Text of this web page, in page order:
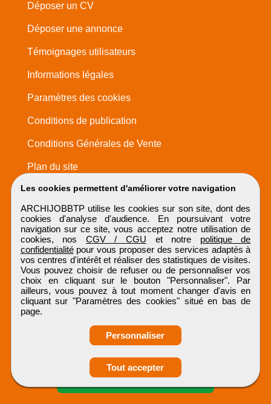
Obtenir ses
coordonnées
Les cookies permettent d'améliorer votre navigation
ARCHIJOBBTP utilise les cookies sur son site, dont des
cookies d'analyse d'audience. En poursuivant votre
navigation sur ce site, vous acceptez notre utilisation de
cookies, nos CGV / CGU et notre politique de
confidentialitépour vous proposer des services adaptés à
vos centres d'intérêt et réaliser des statistiques de visites.
Vous pouvez choisir de refuser ou de personnaliser vos
choix en cliquant sur le bouton "Personnaliser". Par
ailleurs, vous pouvez à tout moment changer d'avis en
cliquant sur "Paramètres des cookies" situé en bas de
page.
Personnaliser
Tout accepter
Déposer un CV
Déposer une annonce
Témoignages utilisateurs
Informations légales
Paramètres des cookies
Conditions de publication
Conditions Générales de Vente
Plan du site
ARCHIJOBBTP
Tous droits réservés © 1999 - 2026